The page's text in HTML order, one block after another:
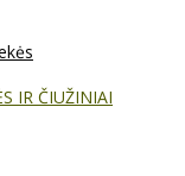
IR ČIUŽINIAI